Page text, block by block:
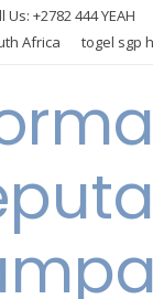
Us: +2782 444 YEAH
Africa
togel sgp